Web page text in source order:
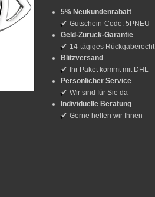
5% Neukundenrabatt
✔ Gutschein-Code: 5PNEU
Geld-Zurück-Garantie
✔ 14-tägiges Rückgaberecht
Blitzversand
✔
Ihr Paket kommt mit DHL
Persönlicher Service
✔ Wir sind für Sie da
Individuelle Beratung
✔ Gerne helfen wir Ihnen